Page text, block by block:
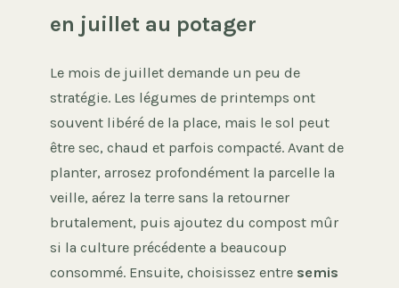
en juillet au potager
Le mois de juillet demande un peu de
stratégie. Les légumes de printemps ont
souvent libéré de la place, mais le sol peut
être sec, chaud et parfois compacté. Avant de
planter, arrosez profondément la parcelle la
veille, aérez la terre sans la retourner
brutalement, puis ajoutez du compost mûr
si la culture précédente a beaucoup
consommé. Ensuite, choisissez entre semis